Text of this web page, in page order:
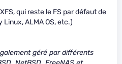
qui reste le FS par défaut de
Linux, ALMA OS, etc.)
géré par différents